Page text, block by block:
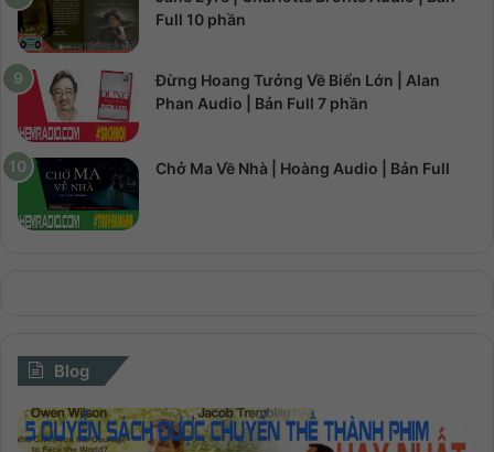
Full 10 phần
Đừng Hoang Tưởng Về Biển Lớn | Alan
Phan Audio | Bản Full 7 phần
Chở Ma Về Nhà | Hoàng Audio | Bản Full
Blog